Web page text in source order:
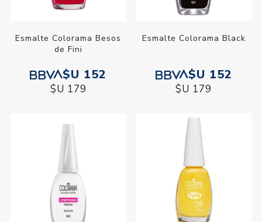
Esmalte Colorama Besos
de Fini
$U 152
$U 179
Esmalte Colorama Black
$U 152
$U 179